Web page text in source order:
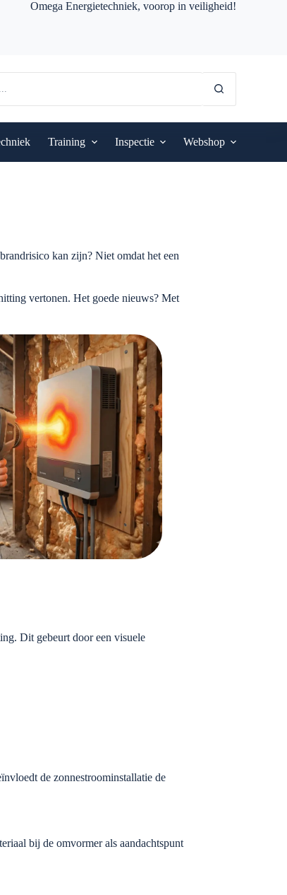
Omega Energietechniek, voorop in veiligheid!
Training Inspectie Webshop
kan zijn? Niet omdat het een
vertonen. Het goede nieuws? Met
Dit gebeurt door een visuele
de zonnestroominstallatie de
bij de omvormer als aandachtspunt